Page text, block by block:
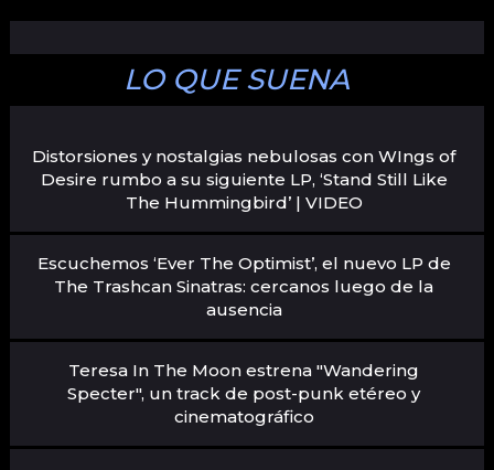
LO QUE SUENA
Distorsiones y nostalgias nebulosas con WIngs of
Desire rumbo a su siguiente LP, ‘Stand Still Like
The Hummingbird’ | VIDEO
Escuchemos ‘Ever The Optimist’, el nuevo LP de
The Trashcan Sinatras: cercanos luego de la
ausencia
Teresa In The Moon estrena "Wandering
Specter", un track de post-punk etéreo y
cinematográfico